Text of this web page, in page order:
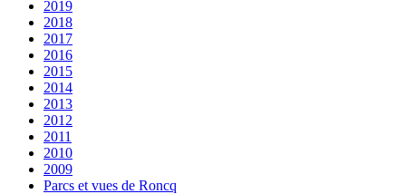
2019
2018
2017
2016
2015
2014
2013
2012
2011
2010
2009
Parcs et vues de Roncq